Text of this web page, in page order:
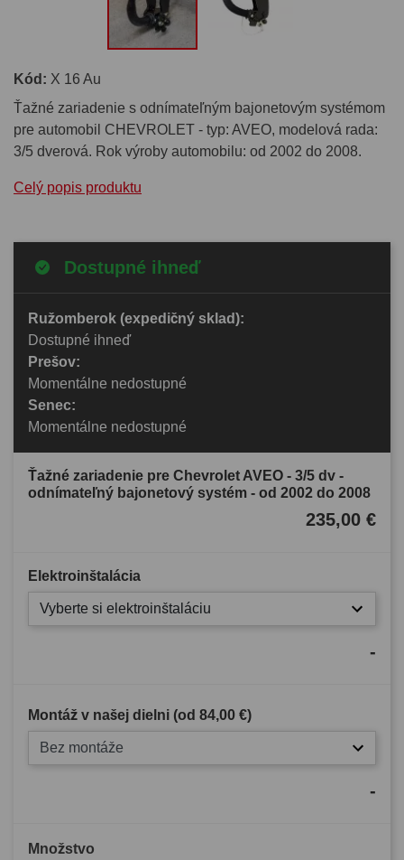
Kód: X 16 Au
Ťažné zariadenie s odnímateľným bajonetovým systémom
pre automobil CHEVROLET - typ: AVEO, modelová rada:
3/5 dverová. Rok výroby automobilu: od 2002 do 2008.
Celý popis produktu
Dostupné ihneď
Ružomberok (expedičný sklad):
Dostupné ihneď
Prešov:
Momentálne nedostupné
Senec:
Momentálne nedostupné
Ťažné zariadenie pre Chevrolet AVEO - 3/5 dv -
odnímateľný bajonetový systém - od 2002 do 2008
235,00 €
Elektroinštalácia
Vyberte si elektroinštaláciu
-
Montáž v našej dielni (od 84,00 €)
Bez montáže
-
Množstvo